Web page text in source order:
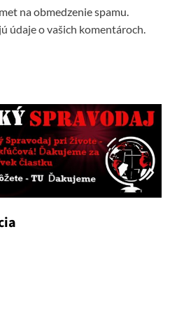
na obmedzenie spamu.
údaje o vašich komentároch.